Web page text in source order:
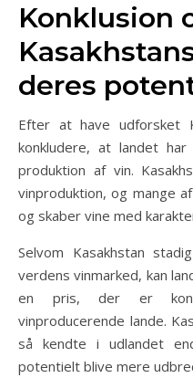
Konklusion
deres
Efter at have udforsket
konkludere, at landet
produktion af vin.
vinproduktion, og mange
og skaber vine med
Selvom Kasakhstan
verdens vinmarked, kan
en pris, der er
vinproducerende lande.
så kendte i udlandet
potentielt blive mere